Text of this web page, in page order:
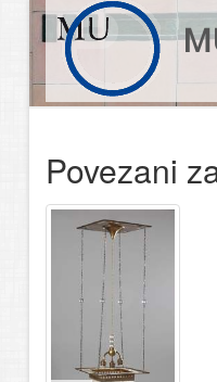
Povezani